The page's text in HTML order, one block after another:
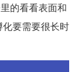
的看看表面和
要需要很长时